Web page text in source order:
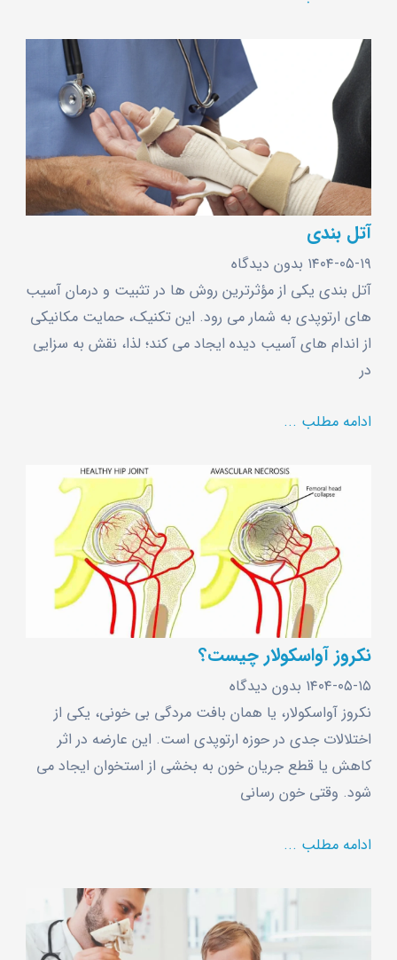
آتل بندی
۱۴۰۴-۰۵-۱۹ بدون دیدگاه
آتل بندی یکی از مؤثرترین روش ‌ها در تثبیت و درمان آسیب
‌های ارتوپدی به ‌شمار می ‌رود. این تکنیک، حمایت مکانیکی
از اندام ‌های آسیب ‌دیده ایجاد می کند؛ لذا، نقش به سزایی
در
ادامه مطلب ...
نکروز آواسکولار چیست؟
۱۴۰۴-۰۵-۱۵ بدون دیدگاه
نکروز آواسکولار، یا همان بافت ‌مردگی بی‌ خونی، یکی از
اختلالات جدی در حوزه ارتوپدی است. این عارضه در اثر
کاهش یا قطع جریان خون به بخشی از استخوان ایجاد می‌
شود. وقتی خون‌ رسانی
ادامه مطلب ...